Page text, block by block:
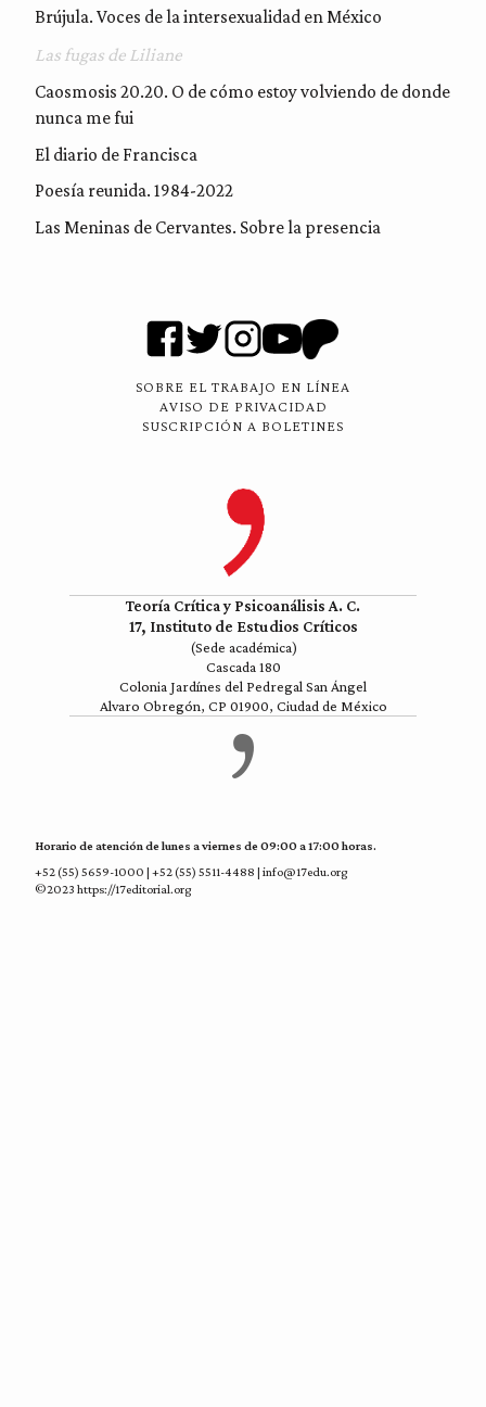
Brújula. Voces de la intersexualidad en México
Las fugas de Liliane
Caosmosis 20.20. O de cómo estoy volviendo de donde
nunca me fui
El diario de Francisca
Poesía reunida. 1984-2022
Las Meninas de Cervantes. Sobre la presencia
SOBRE EL TRABAJO EN LÍNEA
AVISO DE PRIVACIDAD
SUSCRIPCIÓN A BOLETINES
Teoría Crítica y Psicoanálisis A. C.
17, Instituto de Estudios Críticos
(Sede académica)
Cascada 180
Colonia Jardínes del Pedregal San Ángel
Alvaro Obregón, CP 01900, Ciudad de México
Horario de atención de lunes a viernes de 09:00 a 17:00 horas.
+52 (55) 5659-1000 | +52 (55) 5511-4488 | info@17edu.org
©2023 https://17editorial.org